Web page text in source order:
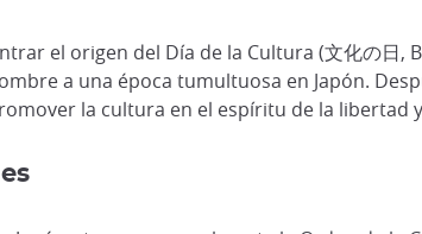
el origen del Día de la Cultura (文化の日,
a una época tumultuosa en Japón.
la cultura en el espíritu de la libertad